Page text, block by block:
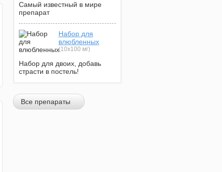
Самый известный в мире
препарат
Набор для
влюбленных
(10х100 мг)
Набор для двоих, добавь
страсти в постель!
Все препараты